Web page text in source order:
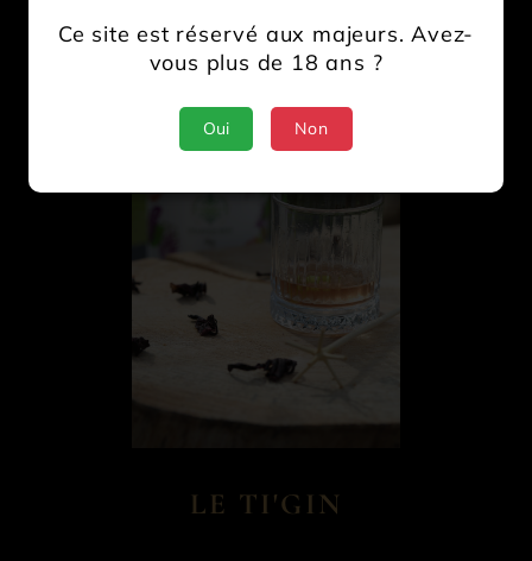
LE TI'GIN
Ce site est réservé aux majeurs. Avez-
vous plus de 18 ans ?
Oui Non